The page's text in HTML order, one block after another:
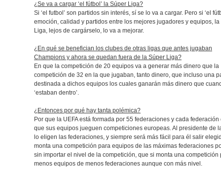
¿Se va a cargar ‘el fútbol’ la Súper Liga?
Si ‘el futbol’ son partidos sin interés, sí se lo va a cargar. Pero si ‘el
emoción, calidad y partidos entre los mejores jugadores y equipos, la
Liga, lejos de cargárselo, lo va a mejorar.
¿En qué se benefician los clubes de otras ligas que antes jugaban
Champions y ahora se quedan fuera de la Súper Liga?
En que la competición de 20 equipos va a generar más dinero que la
competición de 32 en la que jugaban, tanto dinero, que incluso una
destinada a dichos equipos los cuales ganarán más dinero que
‘estaban dentro’.
¿Entonces por qué hay tanta polémica?
Por que la UEFA está formada por 55 federaciones y cada federación
que sus equipos jueguen competiciones europeas. Al presidente de
lo eligen las federaciones, y siempre será más fácil para él salir
monta una competición para equipos de las máximas federaciones
sin importar el nivel de la competición, que si monta una competición
menos equipos de menos federaciones aunque con más nivel.